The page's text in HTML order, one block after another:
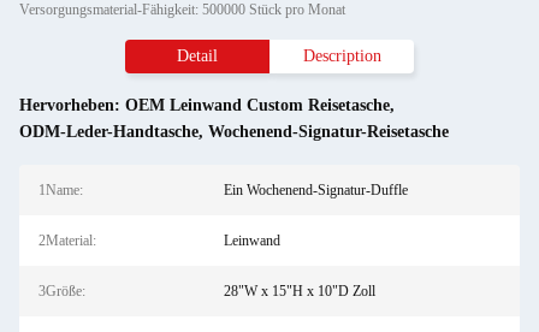
Versorgungsmaterial-Fähigkeit: 500000 Stück pro Monat
Detail Description
Hervorheben: OEM Leinwand Custom Reisetasche,
ODM-Leder-Handtasche, Wochenend-Signatur-Reisetasche
1Name: Ein Wochenend-Signatur-Duffle
2Material: Leinwand
3Größe: 28"W x 15"H x 10"D Zoll